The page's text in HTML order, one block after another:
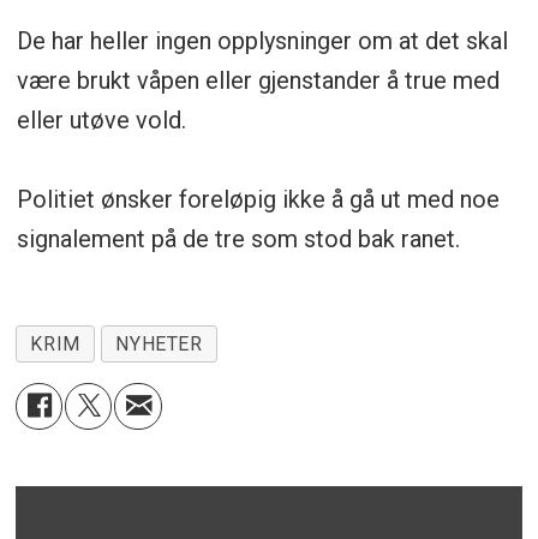
De har heller ingen opplysninger om at det skal
være brukt våpen eller gjenstander å true med
eller utøve vold.
Politiet ønsker foreløpig ikke å gå ut med noe
signalement på de tre som stod bak ranet.
KRIM NYHETER